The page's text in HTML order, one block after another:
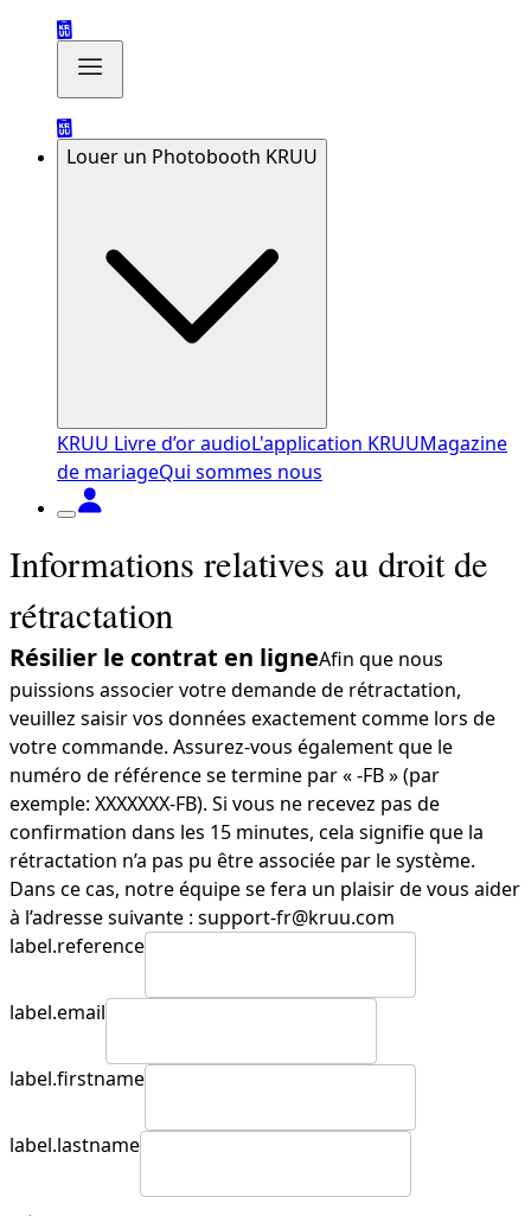
Louer un Photobooth KRUU
KRUU Livre d’or audioL'application KRUUMagazine
de mariageQui sommes nous
Informations relatives au droit de
rétractation
Résilier le contrat en ligneAfin que nous
puissions associer votre demande de rétractation,
veuillez saisir vos données exactement comme lors de
votre commande. Assurez-vous également que le
numéro de référence se termine par « -FB » (par
exemple: XXXXXXX-FB). Si vous ne recevez pas de
confirmation dans les 15 minutes, cela signifie que la
rétractation n’a pas pu être associée par le système.
Dans ce cas, notre équipe se fera un plaisir de vous aider
à l’adresse suivante : support-fr@kruu.com
label.reference
label.email
label.firstname
label.lastname